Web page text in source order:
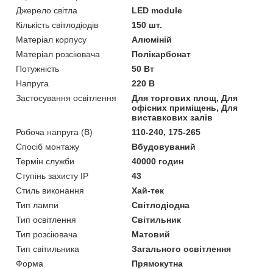
Джерело світла
LED module
Кількість світлодіодів
150 шт.
Матеріал корпусу
Алюміній
Матеріал розсіювача
Полікарбонат
Потужність
50 Вт
Напруга
220 В
Застосування освітлення
Для торгових площ, Для
офісних приміщень, Для
виставкових залів
Робоча напруга (В)
110-240, 175-265
Спосіб монтажу
Вбудовуваний
Термін служби
40000 годин
Ступінь захисту IP
43
Стиль виконання
Хай-тек
Тип лампи
Світлодіодна
Тип освітлення
Світильник
Тип розсіювача
Матовий
Тип світильника
Загального освітлення
Форма
Прямокутна